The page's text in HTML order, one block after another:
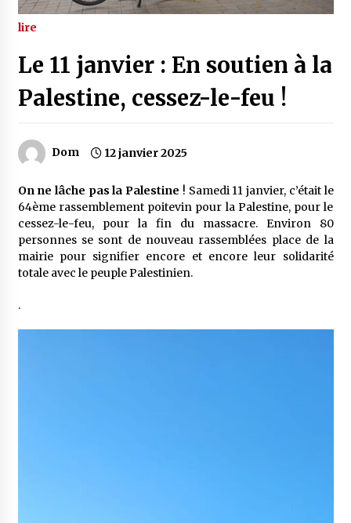
lire
Le 11 janvier : En soutien à la
Palestine, cessez-le-feu !
Dom 12 janvier 2025
On ne lâche pas la Palestine ! Samedi 11 janvier, c’était le
64ème rassemblement poitevin pour la Palestine, pour le
cessez-le-feu, pour la fin du massacre. Environ 80
personnes se sont de nouveau rassemblées place de la
mairie pour signifier encore et encore leur solidarité
totale avec le peuple Palestinien.
.